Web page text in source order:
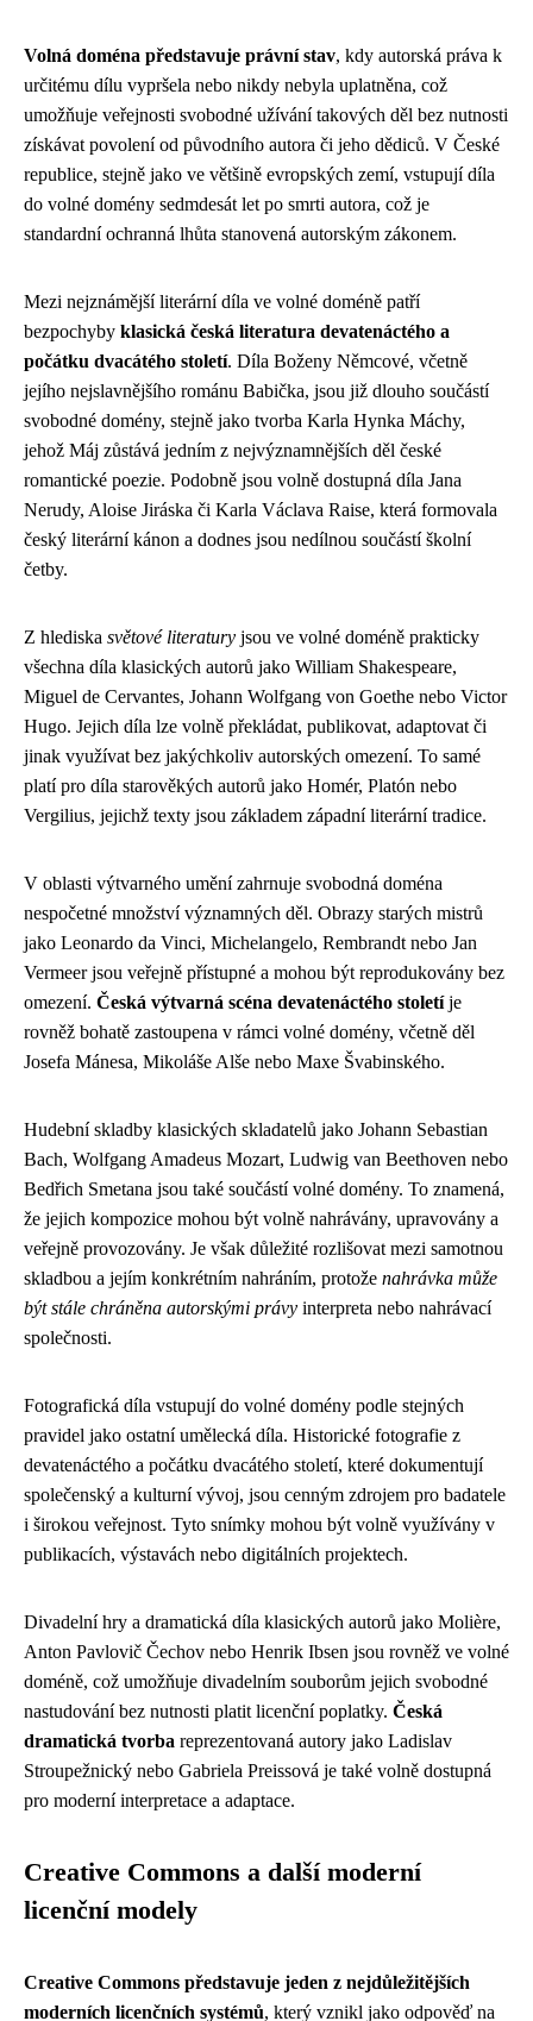
Volná doména představuje právní stav, kdy autorská práva k
určitému dílu vypršela nebo nikdy nebyla uplatněna, což
umožňuje veřejnosti svobodné užívání takových děl bez nutnosti
získávat povolení od původního autora či jeho dědiců. V České
republice, stejně jako ve většině evropských zemí, vstupují díla
do volné domény sedmdesát let po smrti autora, což je
standardní ochranná lhůta stanovená autorským zákonem.
Mezi nejznámější literární díla ve volné doméně patří
bezpochyby klasická česká literatura devatenáctého a
počátku dvacátého století. Díla Boženy Němcové, včetně
jejího nejslavnějšího románu Babička, jsou již dlouho součástí
svobodné domény, stejně jako tvorba Karla Hynka Máchy,
jehož Máj zůstává jedním z nejvýznamnějších děl české
romantické poezie. Podobně jsou volně dostupná díla Jana
Nerudy, Aloise Jiráska či Karla Václava Raise, která formovala
český literární kánon a dodnes jsou nedílnou součástí školní
četby.
Z hlediska světové literatury jsou ve volné doméně prakticky
všechna díla klasických autorů jako William Shakespeare,
Miguel de Cervantes, Johann Wolfgang von Goethe nebo Victor
Hugo. Jejich díla lze volně překládat, publikovat, adaptovat či
jinak využívat bez jakýchkoliv autorských omezení. To samé
platí pro díla starověkých autorů jako Homér, Platón nebo
Vergilius, jejichž texty jsou základem západní literární tradice.
V oblasti výtvarného umění zahrnuje svobodná doména
nespočetné množství významných děl. Obrazy starých mistrů
jako Leonardo da Vinci, Michelangelo, Rembrandt nebo Jan
Vermeer jsou veřejně přístupné a mohou být reprodukovány bez
omezení. Česká výtvarná scéna devatenáctého stoletíje
rovněž bohatě zastoupena v rámci volné domény, včetně děl
Josefa Mánesa, Mikoláše Alše nebo Maxe Švabinského.
Hudební skladby klasických skladatelů jako Johann Sebastian
Bach, Wolfgang Amadeus Mozart, Ludwig van Beethoven nebo
Bedřich Smetana jsou také součástí volné domény. To znamená,
že jejich kompozice mohou být volně nahrávány, upravovány a
veřejně provozovány. Je však důležité rozlišovat mezi samotnou
skladbou a jejím konkrétním nahráním, protože nahrávka může
být stále chráněna autorskými právy interpreta nebo nahrávací
společnosti.
Fotografická díla vstupují do volné domény podle stejných
pravidel jako ostatní umělecká díla. Historické fotografie z
devatenáctého a počátku dvacátého století, které dokumentují
společenský a kulturní vývoj, jsou cenným zdrojem pro badatele
i širokou veřejnost. Tyto snímky mohou být volně využívány v
publikacích, výstavách nebo digitálních projektech.
Divadelní hry a dramatická díla klasických autorů jako Molière,
Anton Pavlovič Čechov nebo Henrik Ibsen jsou rovněž ve volné
doméně, což umožňuje divadelním souborům jejich svobodné
nastudování bez nutnosti platit licenční poplatky. Česká
dramatická tvorba reprezentovaná autory jako Ladislav
Stroupežnický nebo Gabriela Preissová je také volně dostupná
pro moderní interpretace a adaptace.
Creative Commons a další moderní
licenční modely
Creative Commons představuje jeden z nejdůležitějších
moderních licenčních systémů, který vznikl jako odpověď na